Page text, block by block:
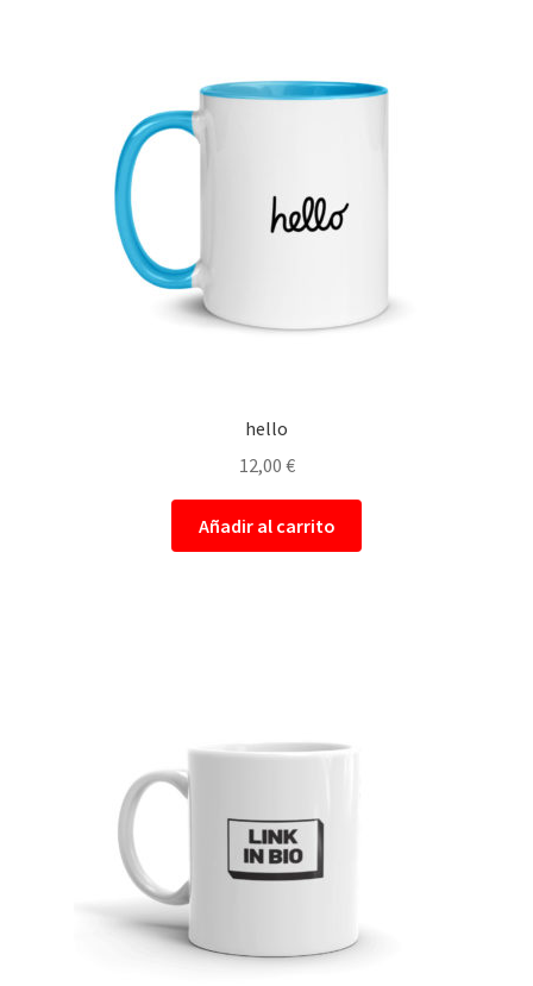
hello
12,00 €
Añadir al carrito